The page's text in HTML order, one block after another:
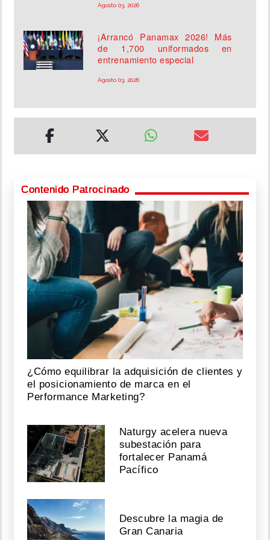
Agosto 03, 2026
¡Arrancó Panamax 2026! Más
de 1,700 uniformados en
entrenamiento especial
Agosto 03, 2026
Contenido Patrocinado
¿Cómo equilibrar la adquisición de clientes y
el posicionamiento de marca en el
Performance Marketing?
Naturgy acelera nueva
subestación para
fortalecer Panamá
Pacífico
Descubre la magia de
Gran Canaria